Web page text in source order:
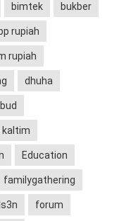
bimtek bukber
rupiah
rupiah
dhuha
kaltim
Education
familygathering
forum